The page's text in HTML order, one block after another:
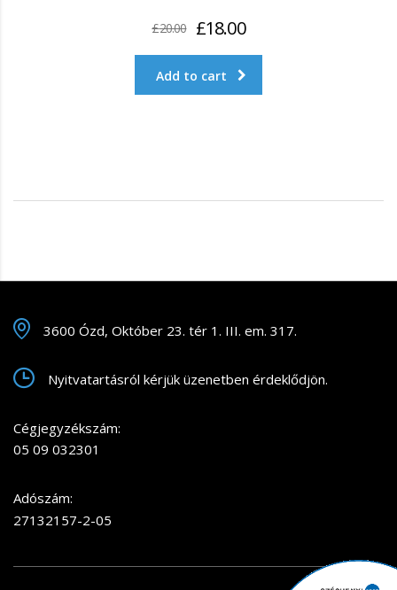
£20.00 £18.00
Add to cart
3600 Ózd, Október 23. tér 1. III. em. 317.
Nyitvatartásról kérjük üzenetben érdeklődjön.
Cégjegyzékszám:
05 09 032301
Adószám:
27132157-2-05